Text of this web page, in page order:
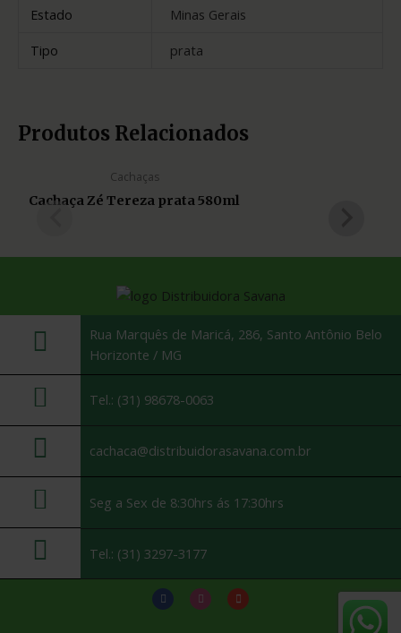
Estado
Minas Gerais
Tipo
prata
Produtos Relacionados
Cachaças
Cachaça Zé Tereza prata 580ml
Rua Marquês de Maricá, 286, Santo Antônio Belo
Horizonte / MG
Tel.: (31) 98678-0063
cachaca@distribuidorasavana.com.br
Seg a Sex de 8:30hrs ás 17:30hrs
Tel.: (31) 3297-3177